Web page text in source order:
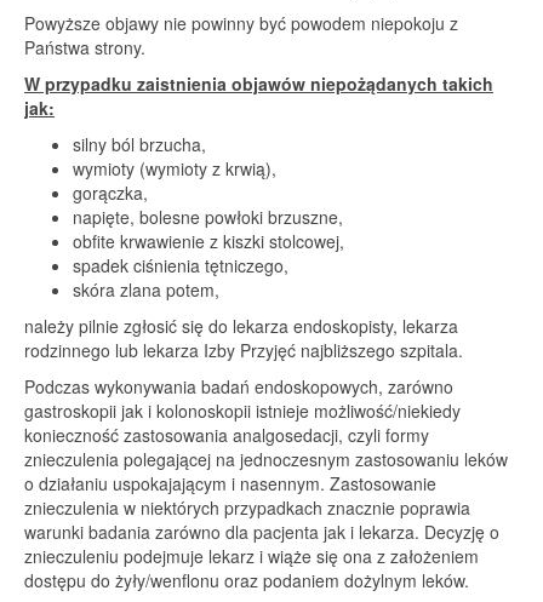
Powyższe objawy nie powinny być powodem niepokoju z
Państwa strony.
W przypadku zaistnienia objawów niepożądanych takich
jak:
silny ból brzucha,
wymioty (wymioty z krwią),
gorączka,
napięte, bolesne powłoki brzuszne,
obfite krwawienie z kiszki stolcowej,
spadek ciśnienia tętniczego,
skóra zlana potem,
należy pilnie zgłosić się do lekarza endoskopisty, lekarza
rodzinnego lub lekarza Izby Przyjęć najbliższego szpitala.
Podczas wykonywania badań endoskopowych, zarówno
gastroskopii jak i kolonoskopii istnieje możliwość/niekiedy
konieczność zastosowania analgosedacji, czyli formy
znieczulenia polegającej na jednoczesnym zastosowaniu leków
o działaniu uspokajającym i nasennym. Zastosowanie
znieczulenia w niektórych przypadkach znacznie poprawia
warunki badania zarówno dla pacjenta jak i lekarza. Decyzję o
znieczuleniu podejmuje lekarz i wiąże się ona z założeniem
dostępu do żyły/wenflonu oraz podaniem dożylnym leków.